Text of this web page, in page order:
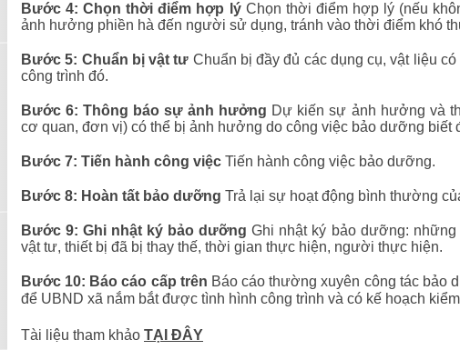
Bước 4: Chọn thời điểm hợp lýChọn thời điểm hợp lý (nếu
ảnh hưởng phiền hà đến người sử dụng, tránh vào thời điểm khó
Bước 5: Chuẩn bị vật tư Chuẩn bị đầy đủ các dụng cụ, vật liệu
công trình đó.
Bước 6: Thông báo sự ảnh hưởng Dự kiến sự ảnh hưởng và
cơ quan, đơn vị) có thể bị ảnh hưởng do công việc bảo dưỡng biết
Bước 7: Tiến hành công việc Tiến hành công việc bảo dưỡng.
Bước 8: Hoàn tất bảo dưỡng Trả lại sự hoạt động bình thường
Bước 9: Ghi nhật ký bảo dưỡng Ghi nhật ký bảo dưỡng:
vật tư, thiết bị đã bị thay thế, thời gian thực hiện, người thực hiện.
Bước 10: Báo cáo cấp trên Báo cáo thường xuyên công tác bảo
để UBND xã nắm bắt được tình hình công trình và có kế hoạch
Tài liệu tham khảo TẠI ĐÂY